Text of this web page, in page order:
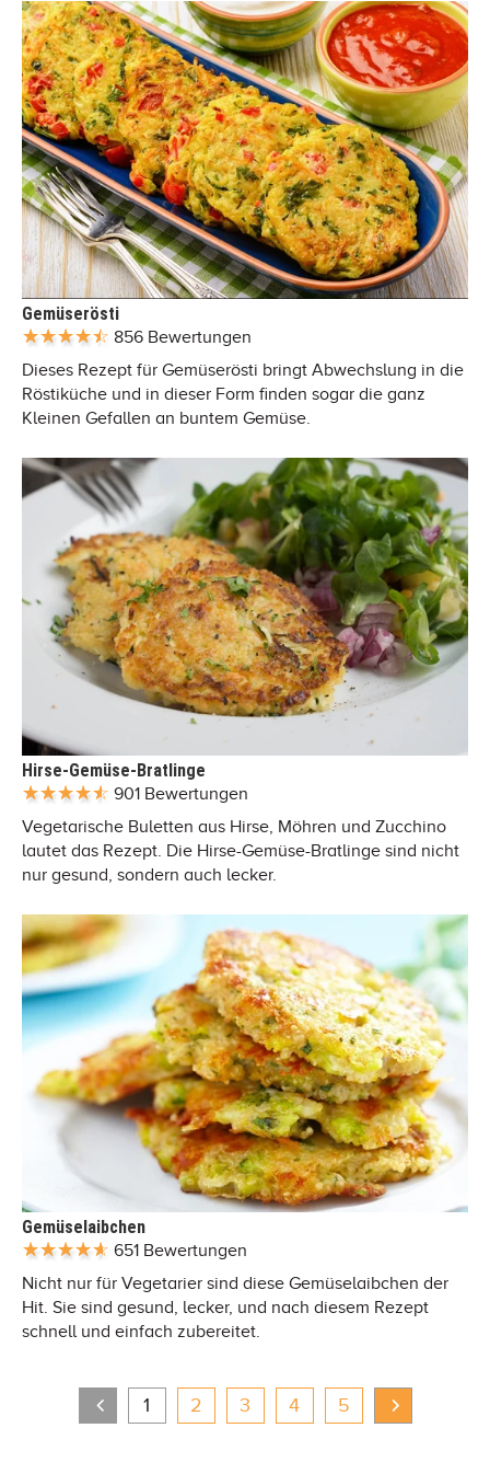
Gemüserösti
856 Bewertungen
Dieses Rezept für Gemüserösti bringt Abwechslung in die
Röstiküche und in dieser Form finden sogar die ganz
Kleinen Gefallen an buntem Gemüse.
Hirse-Gemüse-Bratlinge
901 Bewertungen
Vegetarische Buletten aus Hirse, Möhren und Zucchino
lautet das Rezept. Die Hirse-Gemüse-Bratlinge sind nicht
nur gesund, sondern auch lecker.
Gemüselaibchen
651 Bewertungen
Nicht nur für Vegetarier sind diese Gemüselaibchen der
Hit. Sie sind gesund, lecker, und nach diesem Rezept
schnell und einfach zubereitet.
1 2 3 4 5